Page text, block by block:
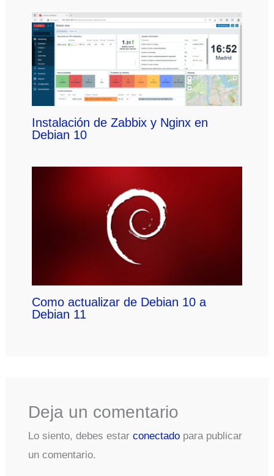
Instalación de Zabbix y Nginx en
Debian 10
Como actualizar de Debian 10 a
Debian 11
Deja un comentario
Lo siento, debes estar conectadopara publicar
un comentario.